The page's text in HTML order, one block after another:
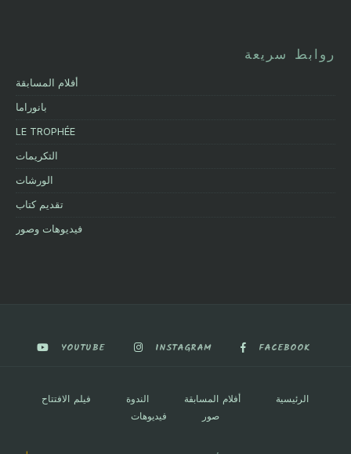
روابط سريعة
أفلام المسابقة
بانوراما
LE TROPHÉE
التكريمات
الورشات
تقديم كتاب
فيديوهات وصور
FACEBOOK
INSTAGRAM
YOUTUBE
الرئيسية أفلام المسابقة الندوة
فيلم الافتتاح
صور
فيديوهات